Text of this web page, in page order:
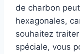
de charbon
hexagonales,
souhaitez
spéciale, vous